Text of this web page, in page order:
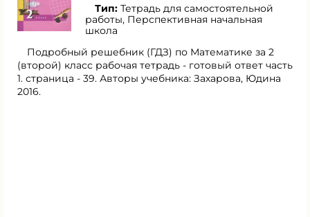
Тип: Тетрадь для самостоятельной
работы, Перспективная начальная
школа
Подробный решебник (ГДЗ) по Математике за 2
(второй) класс рабочая тетрадь - готовый ответ часть
1. страница - 39. Авторы учебника: Захарова, Юдина
2016.